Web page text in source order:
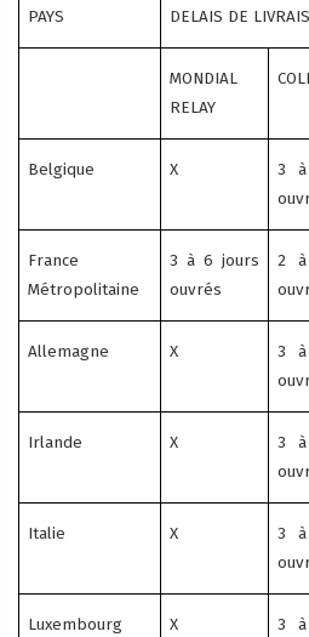
PAYS DELAIS DE
MONDIAL
RELAY
Belgique X
3
France
Métropolitaine
3 à 6 jours
ouvrés
2
Allemagne X
3
Irlande X
3
Italie X
3
Luxembourg X
3